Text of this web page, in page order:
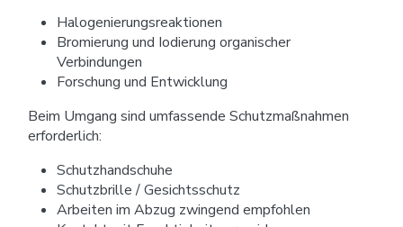
Halogenierungsreaktionen
Bromierung und Iodierung organischer
Verbindungen
Forschung und Entwicklung
Beim Umgang sind umfassende Schutzmaßnahmen
erforderlich:
Schutzhandschuhe
Schutzbrille / Gesichtsschutz
Arbeiten im Abzug zwingend empfohlen